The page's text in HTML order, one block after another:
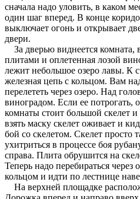
сначала надо уловить, в каком
один шаг вперед. В конце
выключает огонь и открывает
двери.
За дверью виднеется
плитами и оплетенная лозой
лежит небольшое озеро лавы. К
железная цепь с кольцом. Вам
перелететь через озеро. Над
виноградом. Если ее потрогать,
комнаты стоит большой скелет
взять маску скелет оживает и
бой со скелетом. Скелет просто
ухитриться в процессе боя
справа. Плита обрушится на
Теперь надо перебираться
кольцом и идти по лестнице
На верхней площадке